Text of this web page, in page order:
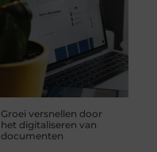
Groei versnellen door
het digitaliseren van
documenten